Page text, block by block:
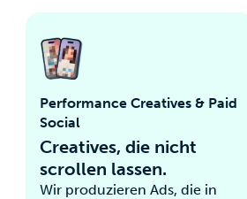
Performance Creatives & Paid
Social
Creatives, die nicht
scrollen lassen.
Wir produzieren Ads, die in